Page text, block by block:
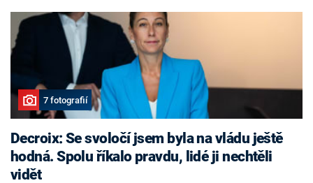
7 fotografií
Decroix: Se svoločí jsem byla na vládu ještě
hodná. Spolu říkalo pravdu, lidé ji nechtěli
vidět